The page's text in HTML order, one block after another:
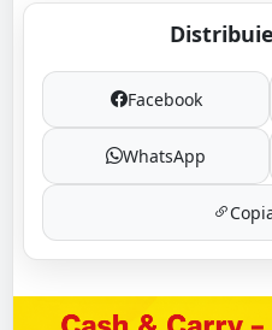
Facebook
WhatsApp